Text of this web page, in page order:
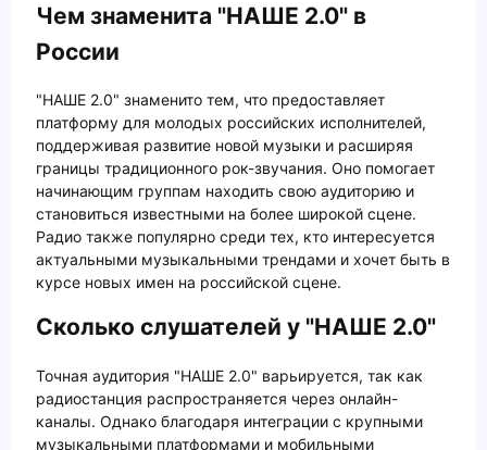
Чем знаменита "НАШЕ 2.0" в
России
"НАШЕ 2.0" знаменито тем, что предоставляет
платформу для молодых российских исполнителей,
поддерживая развитие новой музыки и расширяя
границы традиционного рок-звучания. Оно помогает
начинающим группам находить свою аудиторию и
становиться известными на более широкой сцене.
Радио также популярно среди тех, кто интересуется
актуальными музыкальными трендами и хочет быть в
курсе новых имен на российской сцене.
Сколько слушателей у "НАШЕ 2.0"
Точная аудитория "НАШЕ 2.0" варьируется, так как
радиостанция распространяется через онлайн-
каналы. Однако благодаря интеграции с крупными
музыкальными платформами и мобильными